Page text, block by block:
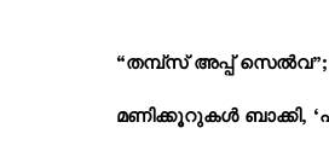
“തമ്പ്സ് അപ്പ് സെൽവ”;
മണിക്കൂറുകൾ ബാക്കി,